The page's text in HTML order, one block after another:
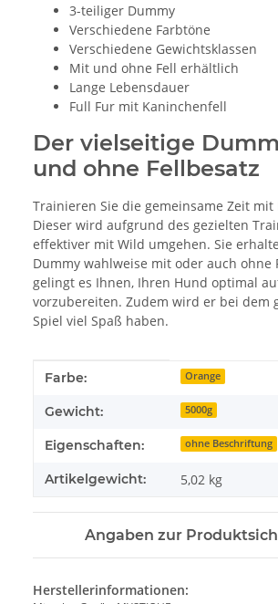
3-teiliger Dummy
Verschiedene Farbtöne
Verschiedene Gewichtsklassen
Mit und ohne Fell erhältlich
Lange Lebensdauer
Full Fur mit Kaninchenfell
Der vielseitige
und ohne Fellbesatz
Trainieren Sie die gemeinsame Zeit
Dieser wird aufgrund des gezielten
effektiver mit Wild umgehen. Sie
Dummy wahlweise mit oder auch ohne
gelingt es Ihnen, Ihren Hund optimal
vorzubereiten. Zudem wird er bei dem
Spiel viel Spaß haben.
Produkteigenschaft
Wert
Farbe: Orange
Gewicht: 5000g
Eigenschaften: ohne Beschriftung
Artikelgewicht: 5,02 kg
Angaben zur
Herstellerinformationen: